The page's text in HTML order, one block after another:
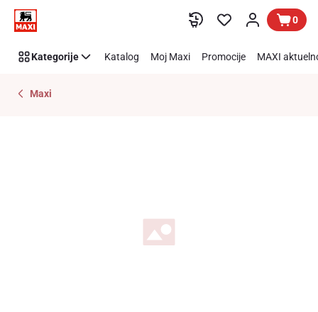
Preskoči link 0
Kategorije Katalog Moj Maxi Promocije MAXI
Maxi